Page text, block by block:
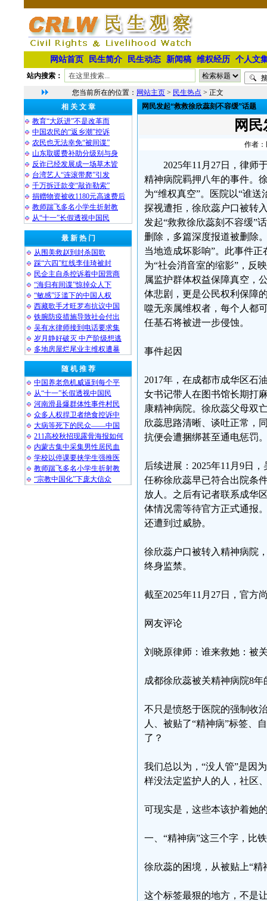
网站首页 民生简介 民生动态 新闻稿 维权经历 个人文
站内搜索：
您当前所在的位置： 网站主页 > 民生热点 > 正文
相 关 文 章
教育“大跃进”不是改革而
中国农民的“返乡潮”控诉
农民也无法幸免“被间谍”
山东取暖费补助分级别与身
反诈已经发展成一场草木皆
台湾艺人“连滚带爬”引发
千万拆迁款变“敲诈勒索”
捐赠物资被收1180元高速费后
教师踹飞多名小学生折射教
从“十一”长假透视中国民
最 新 热 门
从围美救赵到封杀国歌
踩“六四”红线李佳琦被封
民企主自杀控诉着中国营商
“海归有间谍”惊掉众人下
“敏感”泛滥下的中国人权
西藏歌手才旺罗布抗议中国
铁腕防疫措施导致社会付出
吴有水律师接到电话要求集
岁月静好破灭 中产阶级想逃
多地房屋烂尾业主维权遭暴
随 机 推 荐
中国养老危机威逼到每个平
从“十一”长假透视中国民
河南滑县爆群体性事件村民
众多人权捍卫者绝食控诉中
大病等死下的民众——中国
211高校秋招现露骨海报如何
内蒙古集中采集男性居民血
学校以停课要挟学生强推医
教师踹飞多名小学生折射教
“宗教中国化”下庞大信众
网民发起“救救徐欣蕊刻不容缓”话题
网
作者：
2025年11月27日，律师
精神病院羁押八年的事件。
为“维权真空”。医院以“谁
探视遭拒，徐欣蕊户口被转
发起“救救徐欣蕊刻不容缓”
删除，多篇深度报道被删除
当地造成坏影响”。此事件
为“社会消音室的缩影”，反
属监护群体权益保障真空，
体悲剧，更是公民权利保障
噬无亲属维权者，每个人都
任基石将被进一步侵蚀。
事件起因
2017年，在成都市成华区石
女书记带人在图书馆长期打
康精神病院。徐欣蕊父母双
欣蕊思路清晰、谈吐正常，
抗便会遭捆绑甚至通电惩罚
后续进展：2025年11月9日
任称徐欣蕊早已符合出院条
放人。之后有记者联系成华
体情况需等待官方正式通报
还遭到过威胁。
徐欣蕊户口被转入精神病院
终身监禁。
截至2025年11月27日，官
网友评论
刘晓原律师：谁来救她：被
成都徐欣蕊被关精神病院8
不只是愤怒于医院的强制收
人、被贴了“精神病”标签、
了？
我们总以为，“没人管”是因
样没法定监护人的人，社区
可现实是，这些本该护着她
一、“精神病”这三个字，比
徐欣蕊的困境，从被贴上“
这个标签最狠的地方，不是